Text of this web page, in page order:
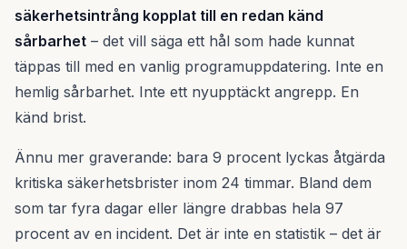
säkerhetsintrång kopplat till en redan känd
sårbarhet – det vill säga ett hål som hade kunnat
täppas till med en vanlig programuppdatering. Inte en
hemlig sårbarhet. Inte ett nyupptäckt angrepp. En
känd brist.
Ännu mer graverande: bara 9 procent lyckas åtgärda
kritiska säkerhetsbrister inom 24 timmar. Bland dem
som tar fyra dagar eller längre drabbas hela 97
procent av en incident. Det är inte en statistik – det är